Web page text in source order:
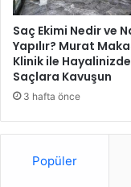
a
v
u
ş
t
u
p
e
r
s
k
y
Saç Ekimi Nedir ve
Yapılır? Murat
Klinik ile
Saçlara Kavuşun
3 hafta önce
Popüler